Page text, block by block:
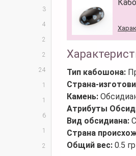
3
4
2
2
24
1
1
6
1
2
Тип кабошона:
Страна-
Камень:
Атрибуты
Вид обсидиана:
Страна
Общий вес: 0.5 гр